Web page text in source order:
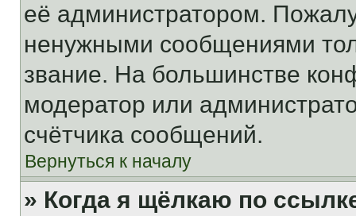
её администратором.
ненужными сообщениями
звание. На большинстве
модератор или
счётчика сообщений.
Вернуться к началу
» Когда я щёлкаю по